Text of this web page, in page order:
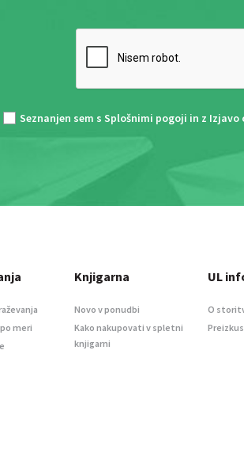
Seznanjen sem s Splošnimi pogoji in z Izjavo
meri
Knjigarna
Novo v ponudbi
Kako nakupovati v spletni
knjigarni
UL
O